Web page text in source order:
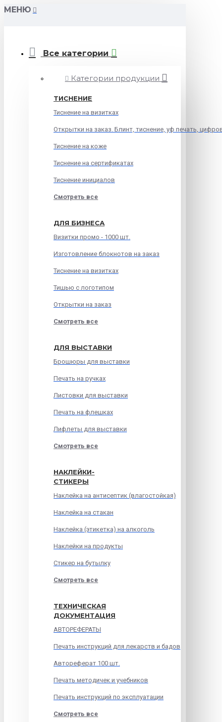
МЕНЮ
Все категории
Категории продукции
ТИСНЕНИЕ
Тиснение на визитках
Открытки на заказ. Блинт, тиснение, уф печать,
Тиснение на коже
Тиснение на сертификатах
Тиснение инициалов
Смотреть все
ДЛЯ БИЗНЕСА
Визитки промо - 1000 шт.
Изготовление блокнотов на заказ
Тиснение на визитках
Тишью с логотипом
Открытки на заказ
Смотреть все
ДЛЯ ВЫСТАВКИ
Брошюры для выставки
Печать на ручках
Листовки для выставки
Печать на флешках
Лифлеты для выставки
Смотреть все
НАКЛЕЙКИ-
СТИКЕРЫ
Наклейка на антисептик (влагостойкая)
Наклейка на стакан
Наклейка (этикетка) на алкоголь
Наклейки на продукты
Стикер на бутылку
Смотреть все
ТЕХНИЧЕСКАЯ
ДОКУМЕНТАЦИЯ
АВТОРЕФЕРАТЫ
Печать инструкций для лекарств и бадов
Автореферат 100 шт.
Печать методичек и учебников
Печать инструкций по эксплуатации
Смотреть все